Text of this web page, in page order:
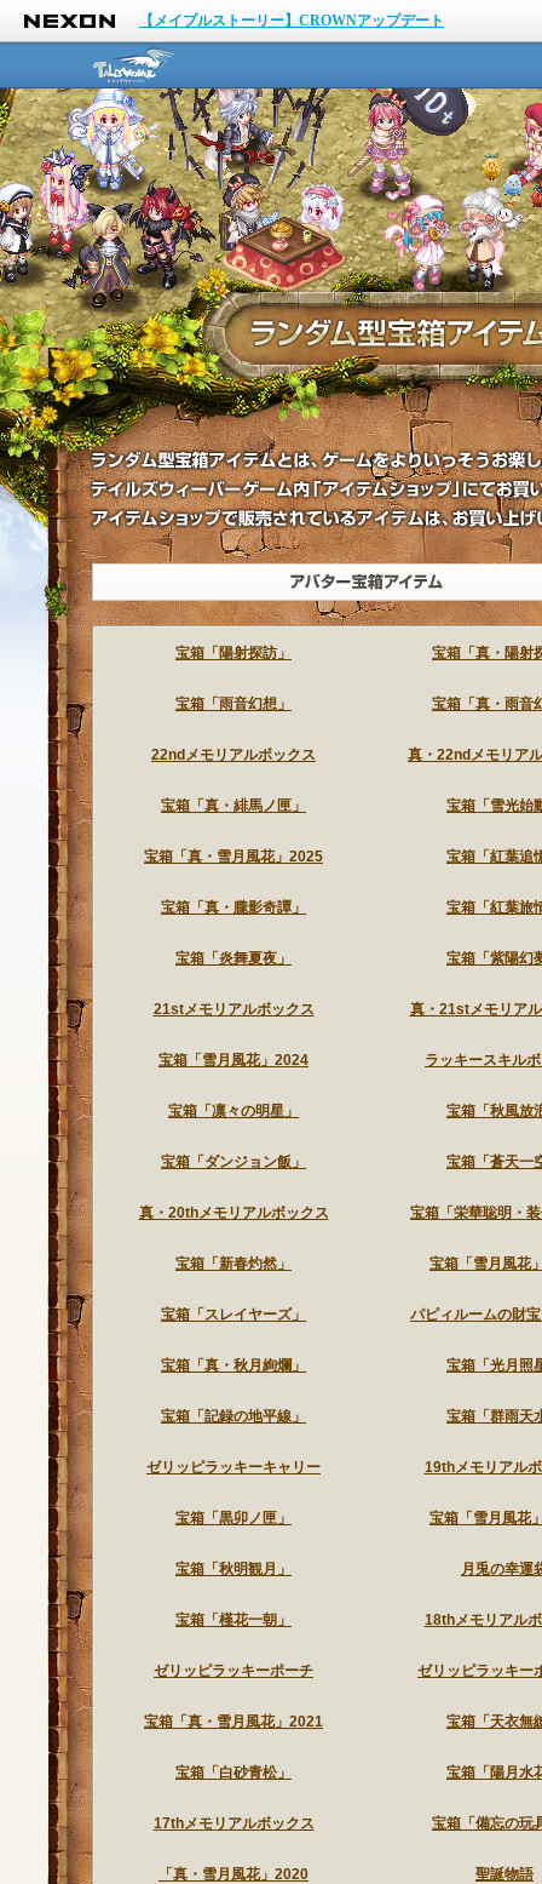
NEXON
【メイプルストーリー】CROWNアップデート
ランダム型宝箱アイテムとは、ゲームをよりいっそうお楽しみいただくた
アイテムショップで販売されているアイテムは、お買い上げいただかなく
宝箱「陽射探訪」 宝箱「真・陽射
宝箱「雨音幻想」 宝箱「真・雨音
22ndメモリアルボックス 真・22ndメモリア
宝箱「真・緋馬ノ匣」 宝箱「雪光始
宝箱「真・雪月風花」2025 宝箱「紅葉追
宝箱「真・朧影奇譚」 宝箱「紅葉旅
宝箱「炎舞夏夜」 宝箱「紫陽幻
21stメモリアルボックス 真・21stメモリア
宝箱「雪月風花」2024 ラッキースキル
宝箱「凛々の明星」 宝箱「秋風放
宝箱「ダンジョン飯」 宝箱「蒼天一
真・20thメモリアルボックス 宝箱「栄華聡明・
宝箱「新春灼然」 宝箱「雪月風花
宝箱「スレイヤーズ」 パピィルームの財
宝箱「真・秋月絢爛」 宝箱「光月照
宝箱「記録の地平線」 宝箱「群雨天
ゼリッピラッキーキャリー 19thメモリアル
宝箱「黒卯ノ匣」 宝箱「雪月風花
宝箱「秋明観月」 月兎の幸運
宝箱「槿花一朝」 18thメモリアル
ゼリッピラッキーポーチ ゼリッピラッキー
宝箱「真・雪月風花」2021 宝箱「天衣無
宝箱「白砂青松」 宝箱「陽月水
17thメモリアルボックス 宝箱「備忘の玩
「真・雪月風花」2020 聖誕物語